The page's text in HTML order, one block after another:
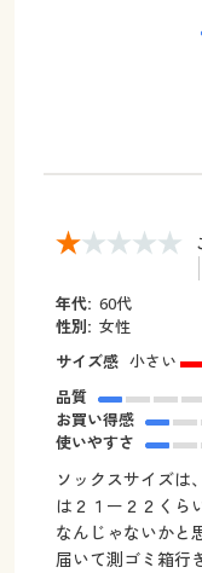
年代: 60代
性別: 女性
サイズ感 小さい
品質
お買い得感
使いやすさ
ソックスサイズは
は２１ー２２くら
なんじゃないかと
届いて測ゴミ箱行